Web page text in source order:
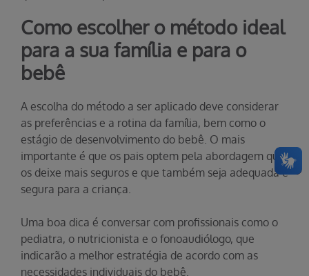
Como escolher o método ideal
para a sua família e para o
bebê
A escolha do método a ser aplicado deve considerar
as preferências e a rotina da família, bem como o
estágio de desenvolvimento do bebê. O mais
importante é que os pais optem pela abordagem que
os deixe mais seguros e que também seja adequada e
segura para a criança.
Uma boa dica é conversar com profissionais como o
pediatra, o nutricionista e o fonoaudiólogo, que
indicarão a melhor estratégia de acordo com as
necessidades individuais do bebê.